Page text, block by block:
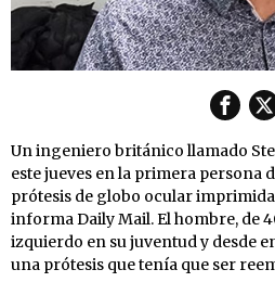
Un ingeniero británico llamado
este jueves en la primera persona
prótesis de globo ocular
informa Daily Mail. El hombre, de
izquierdo en su juventud y desde
una prótesis que tenía que ser